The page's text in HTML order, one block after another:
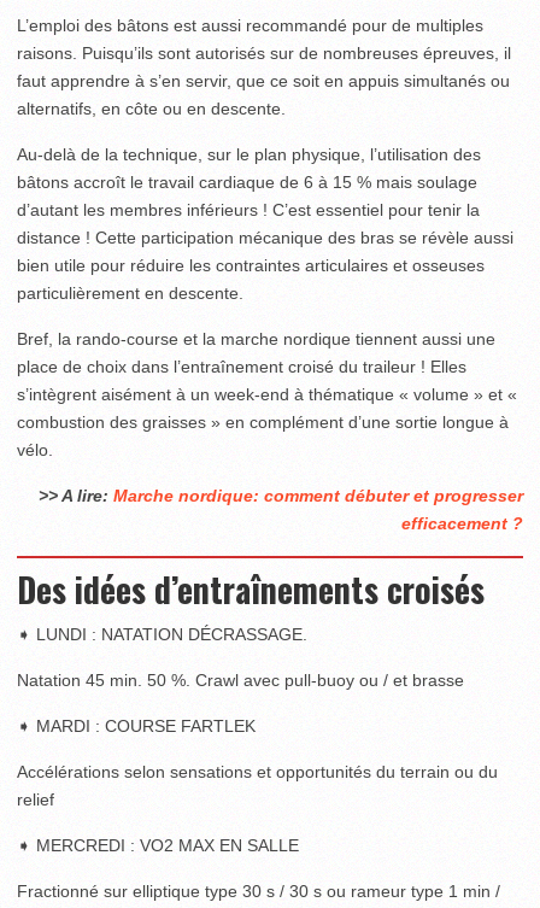
L’emploi des bâtons est aussi recommandé pour de multiples
raisons. Puisqu’ils sont autorisés sur de nombreuses épreuves, il
faut apprendre à s’en servir, que ce soit en appuis simultanés ou
alternatifs, en côte ou en descente.
Au-delà de la technique, sur le plan physique, l’utilisation des
bâtons accroît le travail cardiaque de 6 à 15 % mais soulage
d’autant les membres inférieurs ! C’est essentiel pour tenir la
distance ! Cette participation mécanique des bras se révèle aussi
bien utile pour réduire les contraintes articulaires et osseuses
particulièrement en descente.
Bref, la rando-course et la marche nordique tiennent aussi une
place de choix dans l’entraînement croisé du traileur ! Elles
s’intègrent aisément à un week-end à thématique « volume » et «
combustion des graisses » en complément d’une sortie longue à
vélo.
>> A lire: Marche nordique: comment débuter et progresser
efficacement ?
Des idées d’entraînements croisés
➧ LUNDI : NATATION DÉCRASSAGE.
Natation 45 min. 50 %. Crawl avec pull-buoy ou / et brasse
➧ MARDI : COURSE FARTLEK
Accélérations selon sensations et opportunités du terrain ou du
relief
➧ MERCREDI : VO2 MAX EN SALLE
Fractionné sur elliptique type 30 s / 30 s ou rameur type 1 min /